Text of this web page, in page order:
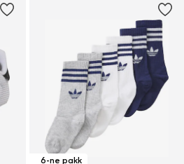
6-ne pakk